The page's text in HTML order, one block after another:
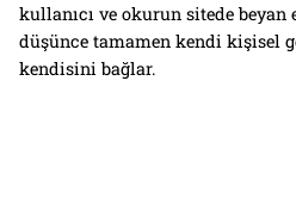
kullanıcı ve okurun sitede
düşünce tamamen kendi kişisel
kendisini bağlar.